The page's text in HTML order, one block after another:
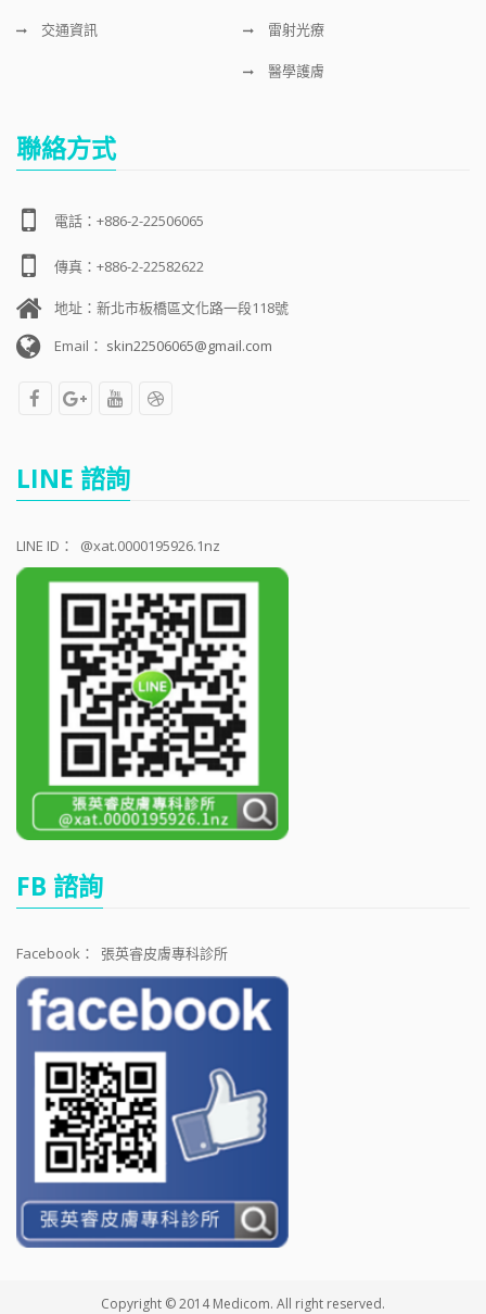
交通資訊 雷射光療
醫學護膚
聯絡方式
電話：+886-2-22506065
傳真：+886-2-22582622
地址：新北市板橋區文化路一段118號
Email： skin22506065@gmail.com
LINE 諮詢
LINE ID： @xat.0000195926.1nz
FB 諮詢
Facebook： 張英睿皮膚專科診所
Copyright © 2014 Medicom. All right reserved.